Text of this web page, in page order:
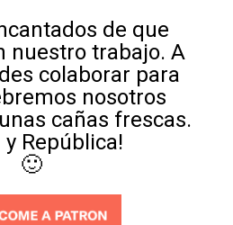
de que
nuestro trabajo. A
colaborar para
nosotros
cañas frescas.
y República!
🙂